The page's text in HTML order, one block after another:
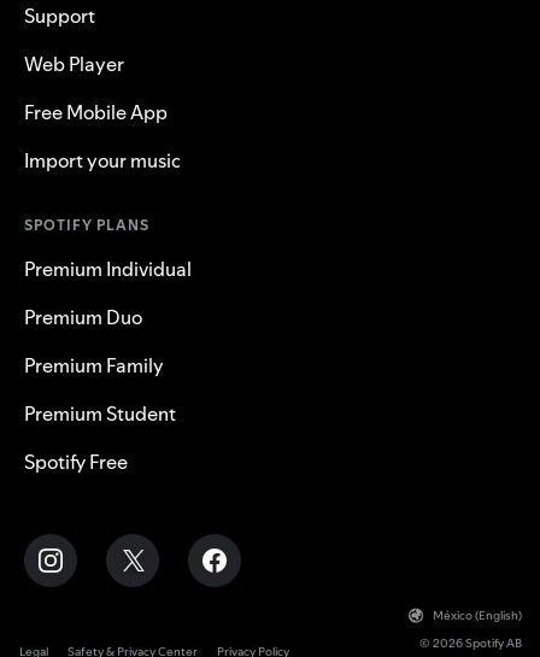
Support
Web Player
Free Mobile App
Import your music
SPOTIFY PLANS
Premium Individual
Premium Duo
Premium Family
Premium Student
Spotify Free
México (English)
Legal Safety & Privacy Center Privacy Policy
© 2026 Spotify AB